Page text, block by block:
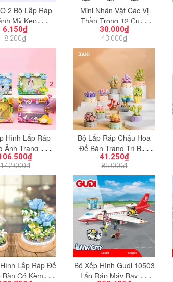
2 Bộ Lắp Ráp
Mỳ Kẹp
Như Hình
- Phụ Kiện Đồ
6.150₫
8.200₫
Mini Nhân Vật Các Vị
Thần Trong 12 Cung
Hoàng Đạo CQ17-CQ22
Đồ Chơi Lắp Ráp Mô
Hình Yêu Thích
30.000₫
43.000₫
Hình Lắp Ráp
Ảnh Trang Trí
- Đồ Chơi Lắp
Vật Trang Trí
Đẹp
142.000₫
Bộ Lắp Ráp Chậu Hoa
Để Bàn Trang Trí Bàn
Làm Việc Nhỏ Xinh Với
Nhiều Lựa Chọn - Đồ
Chơi Lắp Ráp Hoa Lá
Cây Cỏ
41.250₫
85.000₫
Lắp Ráp Đế
Bàn Có Kèm Đế
Bộ Xếp Hình Gudi 10503
- Lắp Ráp Máy Bay Chở